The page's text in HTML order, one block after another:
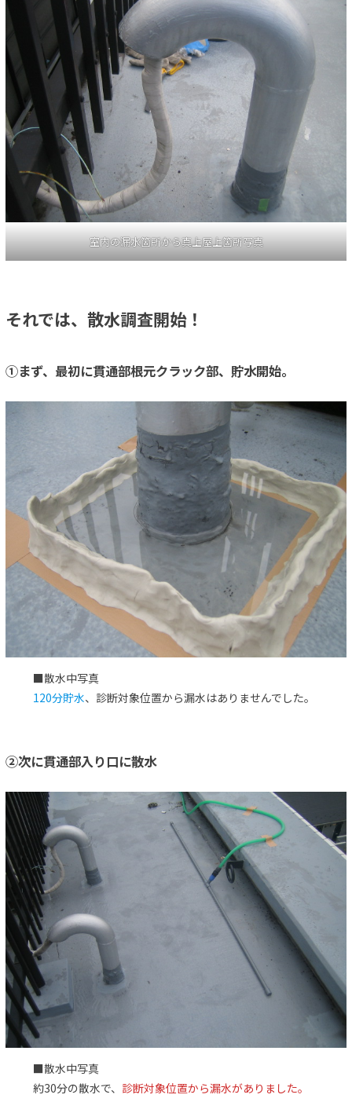
室内の漏水箇所から真上屋上箇所写真
それでは、散水調査開始！
①まず、最初に貫通部根元クラック部、貯水開始。
■散水中写真
120分貯水、診断対象位置から漏水はありませんでした。
②次に貫通部入り口に散水
■散水中写真
約30分の散水で、 診断対象位置から漏水がありました。